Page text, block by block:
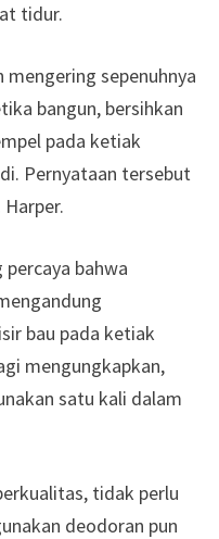
tidur.
sepenuhnya
bangun, bersihkan
pada ketiak
Pernyataan tersebut
bahwa
bau pada ketiak
mengungkapkan,
satu kali dalam
tidak perlu
deodoran pun